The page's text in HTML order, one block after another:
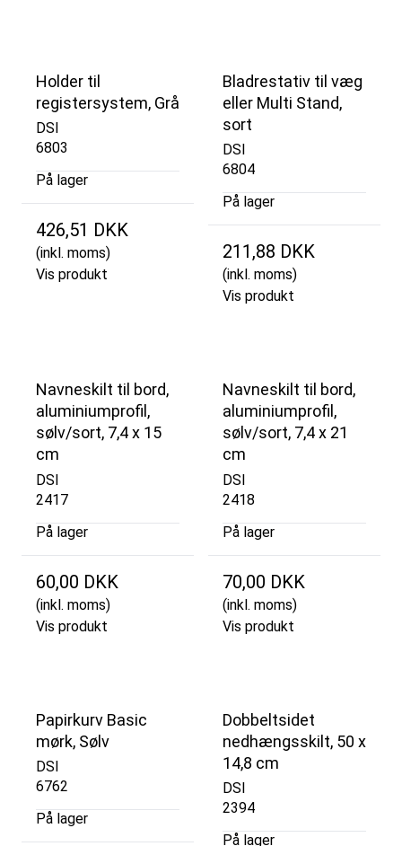
Holder til
registersystem, Grå
DSI
6803
På lager
426,51 DKK
(inkl. moms)
Vis produkt
Bladrestativ til væg
eller Multi Stand,
sort
DSI
6804
På lager
211,88 DKK
(inkl. moms)
Vis produkt
Navneskilt til bord,
aluminiumprofil,
sølv/sort, 7,4 x 15
cm
DSI
2417
På lager
60,00 DKK
(inkl. moms)
Vis produkt
Navneskilt til bord,
aluminiumprofil,
sølv/sort, 7,4 x 21
cm
DSI
2418
På lager
70,00 DKK
(inkl. moms)
Vis produkt
Papirkurv Basic
mørk, Sølv
DSI
6762
På lager
Dobbeltsidet
nedhængsskilt, 50 x
14,8 cm
DSI
2394
På lager